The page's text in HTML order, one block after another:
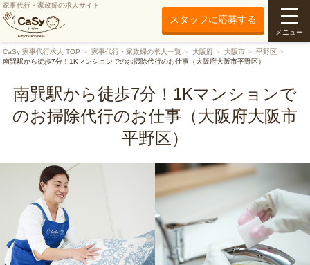
家事代行・家政婦の求人サイト
スタッフに応募する
メニュー
CaSy 家事代行求人 TOP 家事代行・家政婦の求人一覧 大阪府 大阪市
平野区
南巽駅から徒歩7分！1Kマンションでのお掃除代行のお仕事（大阪府大阪市平野区）
南巽駅から徒歩7分！1Kマンションで
のお掃除代行のお仕事（大阪府大阪市
平野区）